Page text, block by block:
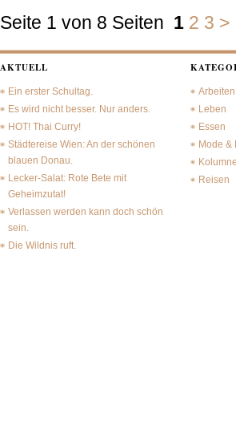
Seite 1 von 8 Seiten 1 2 3 >
AKTUELL
Ein erster Schultag.
Es wird nicht besser. Nur anders.
HOT! Thai Curry!
Städtereise Wien: An der schönen
blauen Donau.
Lecker-Salat: Rote Bete mit
Geheimzutat!
Verlassen werden kann doch schön
sein.
Die Wildnis ruft.
Arbeiten
Leben
Essen
Mode &
Kolumne
Reisen